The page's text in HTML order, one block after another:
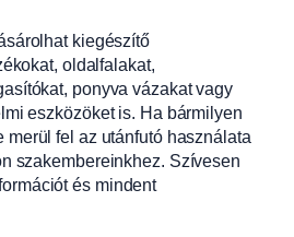
kiegészítő
oldalfalakat,
ponyva vázakat vagy
eszközöket is. Ha bármilyen
merül fel az utánfutó használata
szakembereinkhez. Szívesen
és mindent